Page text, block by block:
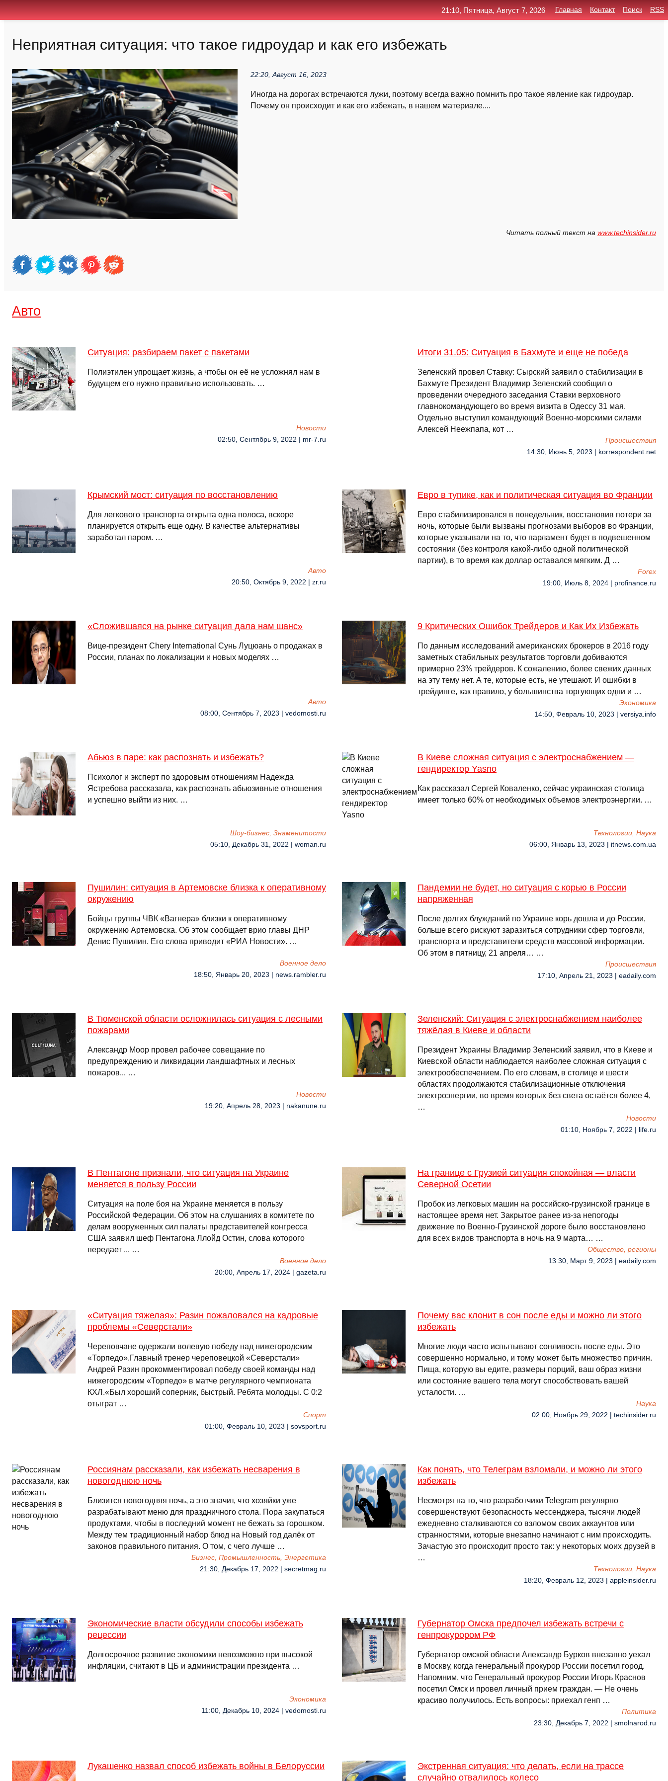
Неприятная ситуация: что такое гидроудар и как его избежать
22:20, Август 16, 2023
Иногда на дорогах встречаются лужи, поэтому всегда важно помнить про такое явление как гидроудар.
Почему он происходит и как его избежать, в нашем материале....
Читать полный текст на www.techinsider.ru
Авто
Ситуация: разбираем пакет с пакетами
Полиэтилен упрощает жизнь, а чтобы он её не усложнял нам в
будущем его нужно правильно использовать. …
Новости
02:50, Сентябрь 9, 2022 | mr-7.ru
Итоги 31.05: Ситуация в Бахмуте и еще не победа
Зеленский провел Ставку: Сырский заявил о стабилизации в
Бахмуте Президент Владимир Зеленский сообщил о
проведении очередного заседания Ставки верховного
главнокомандующего во время визита в Одессу 31 мая.
Отдельно выступил командующий Военно-морскими силами
Алексей Неежпапа, кот …
Происшествия
14:30, Июнь 5, 2023 | korrespondent.net
Крымский мост: ситуация по восстановлению
Для легкового транспорта открыта одна полоса, вскоре
планируется открыть еще одну. В качестве альтернативы
заработал паром. …
Авто
20:50, Октябрь 9, 2022 | zr.ru
Евро в тупике, как и политическая ситуация во Франции
Евро стабилизировался в понедельник, восстановив потери за
ночь, которые были вызваны прогнозами выборов во Франции,
которые указывали на то, что парламент будет в подвешенном
состоянии (без контроля какой-либо одной политической
партии), в то время как доллар оставался мягким. Д …
Forex
19:00, Июль 8, 2024 | profinance.ru
«Сложившаяся на рынке ситуация дала нам шанс»
Вице-президент Chery International Сунь Луцюань о продажах в
России, планах по локализации и новых моделях …
Авто
08:00, Сентябрь 7, 2023 | vedomosti.ru
9 Критических Ошибок Трейдеров и Как Их Избежать
По данным исследований американских брокеров в 2016 году
заметных стабильных результатов торговли добиваются
примерно 23% трейдеров. К сожалению, более свежих данных
на эту тему нет. А те, которые есть, не утешают. И ошибки в
трейдинге, как правило, у большинства торгующих одни и …
Экономика
14:50, Февраль 10, 2023 | versiya.info
Абьюз в паре: как распознать и избежать?
Психолог и эксперт по здоровым отношениям Надежда
Ястребова рассказала, как распознать абьюзивные отношения
и успешно выйти из них. …
Шоу-бизнес, Знаменитости
05:10, Декабрь 31, 2022 | woman.ru
В Киеве сложная ситуация с электроснабжением —
гендиректор Yasno
Как рассказал Сергей Коваленко, сейчас украинская столица
имеет только 60% от необходимых объемов электроэнергии. …
Технологии, Наука
06:00, Январь 13, 2023 | itnews.com.ua
Пушилин: ситуация в Артемовске близка к оперативному
окружению
Бойцы группы ЧВК «Вагнера» близки к оперативному
окружению Артемовска. Об этом сообщает врио главы ДНР
Денис Пушилин. Его слова приводит «РИА Новости». …
Военное дело
18:50, Январь 20, 2023 | news.rambler.ru
Пандемии не будет, но ситуация с корью в России
напряженная
После долгих блужданий по Украине корь дошла и до России,
больше всего рискуют заразиться сотрудники сфер торговли,
транспорта и представители средств массовой информации.
Об этом в пятницу, 21 апреля… …
Происшествия
17:10, Апрель 21, 2023 | eadaily.com
В Тюменской области осложнилась ситуация с лесными
пожарами
Александр Моор провел рабочее совещание по
предупреждению и ликвидации ландшафтных и лесных
пожаров... …
Новости
19:20, Апрель 28, 2023 | nakanune.ru
Зеленский: Ситуация с электроснабжением наиболее
тяжёлая в Киеве и области
Президент Украины Владимир Зеленский заявил, что в Киеве и
Киевской области наблюдается наиболее сложная ситуация с
электрообеспечением. По его словам, в столице и шести
областях продолжаются стабилизационные отключения
электроэнергии, во время которых без света остаётся более 4,
…
Новости
01:10, Ноябрь 7, 2022 | life.ru
В Пентагоне признали, что ситуация на Украине
меняется в пользу России
Ситуация на поле боя на Украине меняется в пользу
Российской Федерации. Об этом на слушаниях в комитете по
делам вооруженных сил палаты представителей конгресса
США заявил шеф Пентагона Ллойд Остин, слова которого
передает ... …
Военное дело
20:00, Апрель 17, 2024 | gazeta.ru
На границе с Грузией ситуация спокойная — власти
Северной Осетии
Пробок из легковых машин на российско-грузинской границе в
настоящее время нет. Закрытое ранее из-за непогоды
движение по Военно-Грузинской дороге было восстановлено
для всех видов транспорта в ночь на 9 марта… …
Общество, регионы
13:30, Март 9, 2023 | eadaily.com
«Ситуация тяжелая»: Разин пожаловался на кадровые
проблемы «Северстали»
Череповчане одержали волевую победу над нижегородским
«Торпедо».Главный тренер череповецкой «Северстали»
Андрей Разин прокомментировал победу своей команды над
нижегородским «Торпедо» в матче регулярного чемпионата
КХЛ.«Был хороший соперник, быстрый. Ребята молодцы. С 0:2
отыграт …
Спорт
01:00, Февраль 10, 2023 | sovsport.ru
Почему вас клонит в сон после еды и можно ли этого
избежать
Многие люди часто испытывают сонливость после еды. Это
совершенно нормально, и тому может быть множество причин.
Пища, которую вы едите, размеры порций, ваш образ жизни
или состояние вашего тела могут способствовать вашей
усталости. …
Наука
02:00, Ноябрь 29, 2022 | techinsider.ru
Россиянам рассказали, как избежать несварения в
новогоднюю ночь
Близится новогодняя ночь, а это значит, что хозяйки уже
разрабатывают меню для праздничного стола. Пора закупаться
продуктами, чтобы в последний момент не бежать за горошком.
Между тем традиционный набор блюд на Новый год далёк от
законов правильного питания. О том, с чего лучше …
Бизнес, Промышленность, Энергетика
21:30, Декабрь 17, 2022 | secretmag.ru
Как понять, что Телеграм взломали, и можно ли этого
избежать
Несмотря на то, что разработчики Telegram регулярно
совершенствуют безопасность мессенджера, тысячи людей
ежедневно сталкиваются со взломом своих аккаунтов или
странностями, которые внезапно начинают с ним происходить.
Зачастую это происходит просто так: у некоторых моих друзей в
…
Технологии, Наука
18:20, Февраль 12, 2023 | appleinsider.ru
Экономические власти обсудили способы избежать
рецессии
Долгосрочное развитие экономики невозможно при высокой
инфляции, считают в ЦБ и администрации президента …
Экономика
11:00, Декабрь 10, 2024 | vedomosti.ru
Губернатор Омска предпочел избежать встречи с
генпрокурором РФ
Губернатор омской области Александр Бурков внезапно уехал
в Москву, когда генеральный прокурор России посетил город.
Напомним, что Генеральный прокурор России Игорь Краснов
посетил Омск и провел личный прием граждан. — Не очень
красиво получилось. Есть вопросы: приехал генп …
Политика
23:30, Декабрь 7, 2022 | smolnarod.ru
Лукашенко назвал способ избежать войны в Белоруссии
Экстренная ситуация: что делать, если на трассе
случайно отвалилось колесо
21:10, Пятница, Август 7, 2026 Главная Контакт Поиск RSS